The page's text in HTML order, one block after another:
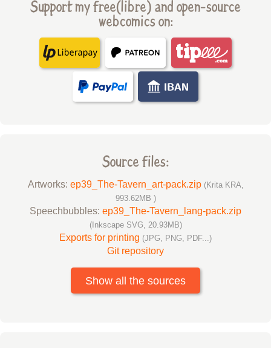
Support my free(libre) and open-source
webcomics on:
Source files:
Artworks: ep39_The-Tavern_art-pack.zip (Krita KRA,
993.62MB )
Speechbubbles: ep39_The-Tavern_lang-pack.zip
(Inkscape SVG, 20.93MB)
Exports for printing (JPG, PNG, PDF...)
Git repository
Show all the sources